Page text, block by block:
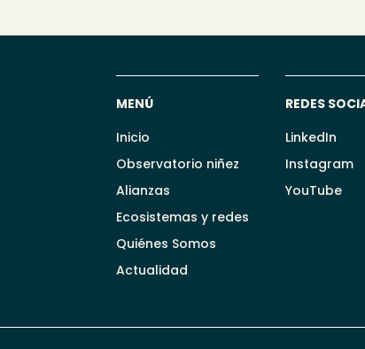
MENÚ
Inicio
Observatorio niñez
Alianzas
Ecosistemas y redes
Quiénes Somos
Actualidad
REDES
LinkedIn
Instagram
YouTube